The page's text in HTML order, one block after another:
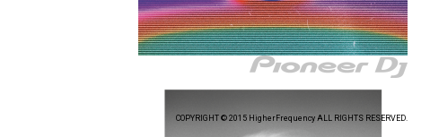
COPYRIGHT © 2015 HigherFrequency ALL RIGHTS RESERVED.